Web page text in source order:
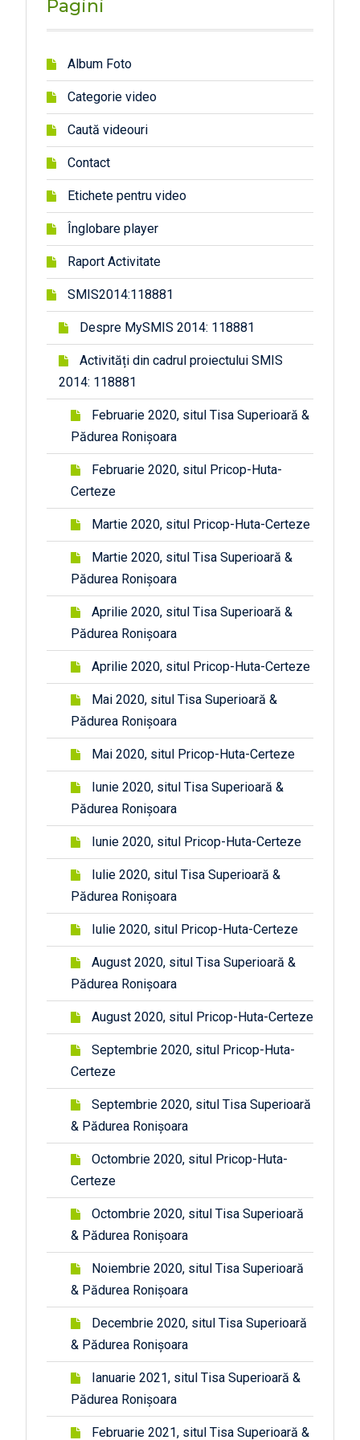
estic
a-
26m
Pagini
Album Foto
Categorie video
Caută videouri
Contact
Etichete pentru video
Înglobare player
Raport Activitate
SMIS2014:118881
Despre MySMIS 2014: 118881
Activități din cadrul proiectului SMIS
2014: 118881
Februarie 2020, situl Tisa Superioară &
Pădurea Ronișoara
Februarie 2020, situl Pricop-Huta-
Certeze
Martie 2020, situl Pricop-Huta-Certeze
Martie 2020, situl Tisa Superioară &
Pădurea Ronișoara
Aprilie 2020, situl Tisa Superioară &
Pădurea Ronișoara
Aprilie 2020, situl Pricop-Huta-Certeze
Mai 2020, situl Tisa Superioară &
Pădurea Ronișoara
Mai 2020, situl Pricop-Huta-Certeze
Iunie 2020, situl Tisa Superioară &
Pădurea Ronișoara
Iunie 2020, situl Pricop-Huta-Certeze
Iulie 2020, situl Tisa Superioară &
Pădurea Ronișoara
Iulie 2020, situl Pricop-Huta-Certeze
August 2020, situl Tisa Superioară &
Pădurea Ronișoara
August 2020, situl Pricop-Huta-Certeze
Septembrie 2020, situl Pricop-Huta-
Certeze
Septembrie 2020, situl Tisa Superioară
& Pădurea Ronișoara
Octombrie 2020, situl Pricop-Huta-
Certeze
Octombrie 2020, situl Tisa Superioară
& Pădurea Ronișoara
Noiembrie 2020, situl Tisa Superioară
& Pădurea Ronișoara
Decembrie 2020, situl Tisa Superioară
& Pădurea Ronișoara
Ianuarie 2021, situl Tisa Superioară &
Pădurea Ronișoara
Februarie 2021, situl Tisa Superioară &